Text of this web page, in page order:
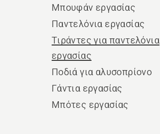
Μπουφάν εργασίας
Παντελόνια εργασίας
Τιράντες για παντελόνια
εργασίας
Ποδιά για αλυσοπρίονο
Γάντια εργασίας
Μπότες εργασίας